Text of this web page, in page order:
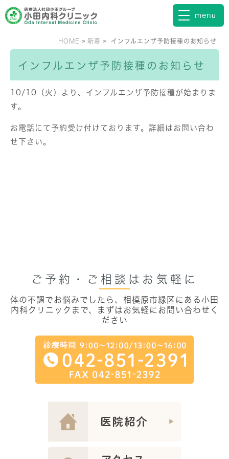
HOME 新着 インフルエンザ予防接種のお知らせ
インフルエンザ予防接種のお知らせ
10/10（火）より、インフルエンザ予防接種が始まりま
す。
お電話にて予約受け付けております。詳細はお問い合わ
せ下さい。
ご予約・ご相談はお気軽に
体の不調でお悩みでしたら、相模原市緑区にある小田
内科クリニックまで、まずはお気軽にお問い合わせく
ださい